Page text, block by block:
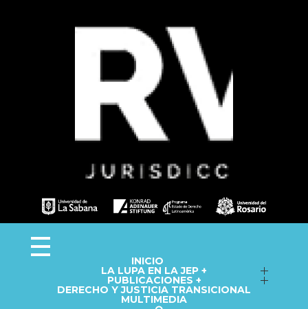
INICIO
LA LUPA EN LA JEP +
Seguimiento a macrocasos
Fichas técnicas
Cápsulas informativas
PUBLICACIONES +
Informes del Observatorio
Repositorio
DERECHO Y JUSTICIA TRANSICIONAL
MULTIMEDIA